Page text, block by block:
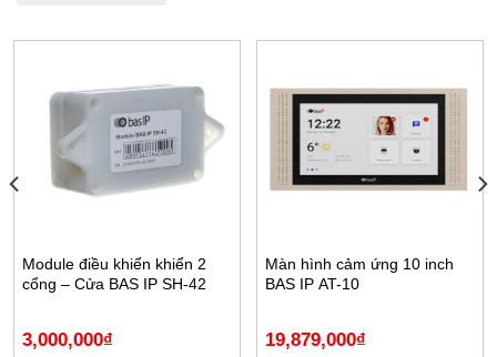
Module điều khiển khiển 2
cổng – Cửa BAS IP SH-42
3,000,000₫
Màn hình cảm ứng 10 inch
BAS IP AT-10
19,879,000₫